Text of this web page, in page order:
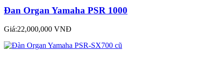
Đan Organ Yamaha PSR 1000
Giá:22,000,000 VNĐ